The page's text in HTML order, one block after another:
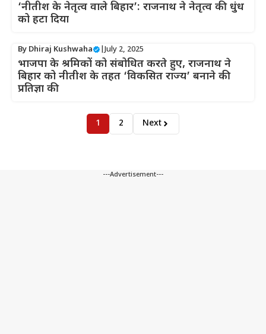
‘नीतीश के नेतृत्व वाले बिहार’: राजनाथ ने नेतृत्व की धुंध
को हटा दिया
By Dhiraj Kushwaha July 2, 2025
भाजपा के श्रमिकों को संबोधित करते हुए, राजनाथ ने
बिहार को नीतीश के तहत ‘विकसित राज्य’ बनाने की
प्रतिज्ञा की
1 2 Next
---Advertisement---